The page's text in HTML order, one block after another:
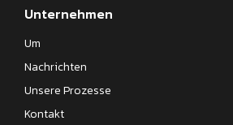
Unternehmen
Um
Nachrichten
Unsere Prozesse
Kontakt